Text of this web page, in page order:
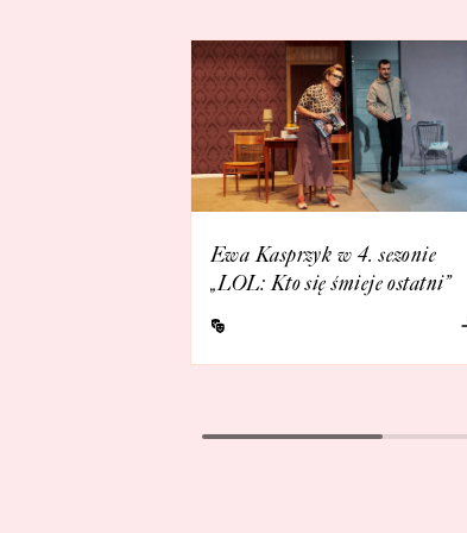
Ewa Kasprzyk w 4. sezonie
„LOL: Kto się śmieje ostatni”